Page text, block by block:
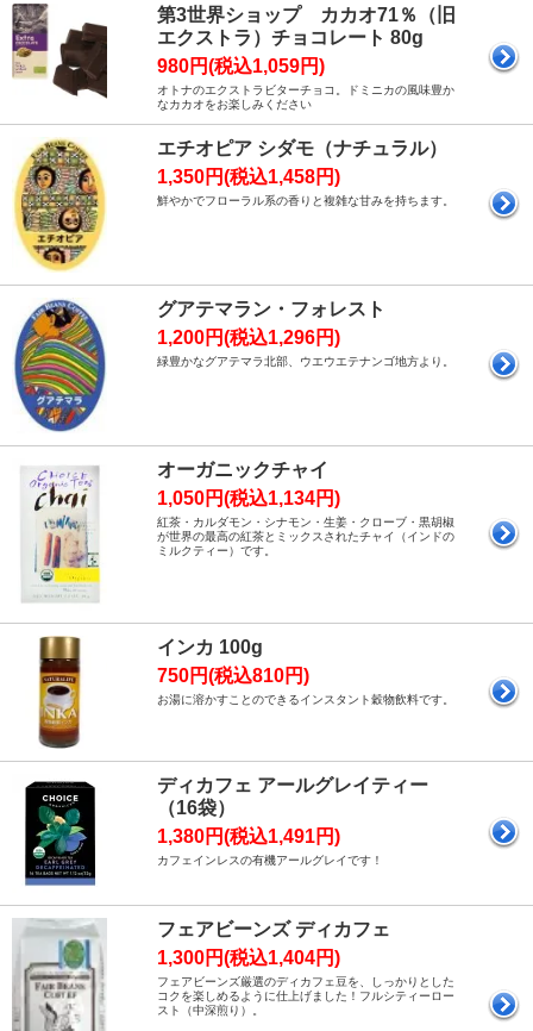
第3世界ショップ カカオ71％（旧
エクストラ）チョコレート 80g
980円(税込1,059円)
オトナのエクストラビターチョコ。ドミニカの風味豊か
なカカオをお楽しみください
エチオピア シダモ（ナチュラル）
1,350円(税込1,458円)
鮮やかでフローラル系の香りと複雑な甘みを持ちます。
グアテマラン・フォレスト
1,200円(税込1,296円)
緑豊かなグアテマラ北部、ウエウエテナンゴ地方より。
オーガニックチャイ
1,050円(税込1,134円)
紅茶・カルダモン・シナモン・生姜・クローブ・黒胡椒
が世界の最高の紅茶とミックスされたチャイ（インドの
ミルクティー）です。
インカ 100g
750円(税込810円)
お湯に溶かすことのできるインスタント穀物飲料です。
ディカフェ アールグレイティー
（16袋）
1,380円(税込1,491円)
カフェインレスの有機アールグレイです！
フェアビーンズ ディカフェ
1,300円(税込1,404円)
フェアビーンズ厳選のディカフェ豆を、しっかりとした
コクを楽しめるように仕上げました！フルシティーロー
スト（中深煎り）。